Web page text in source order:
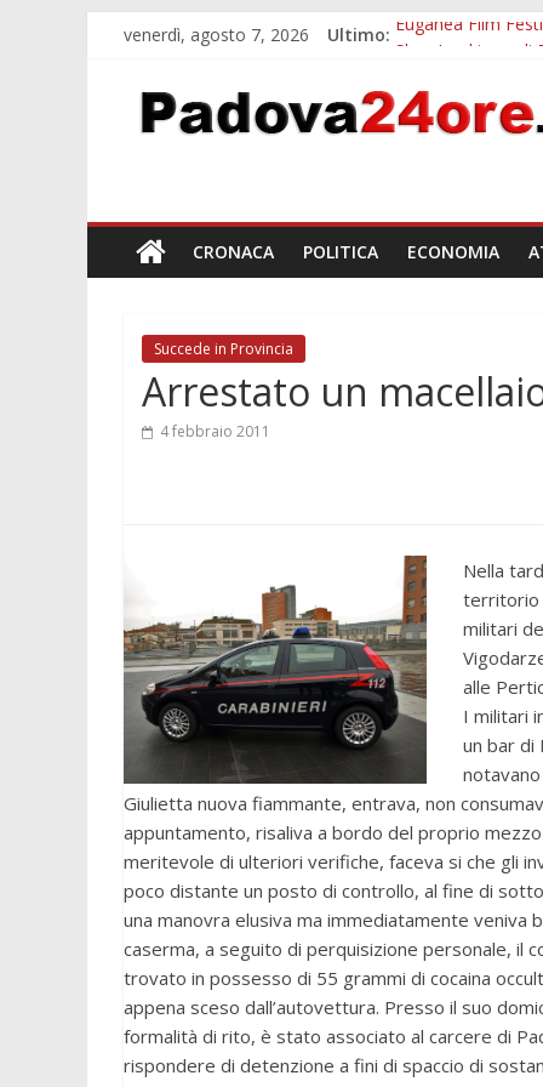
venerdì, agosto 7, 2026 Ultimo: Euganea Film
Notizie di
Orto Botanico
Concorso
CRONACA POLITICA ECONOMIA
Succede in Provincia
Arrestato un
4 febbraio 2011
Nella
territorio
militari
alle
I militari
un bar di
Giulietta nuova fiammante, entrava, non
appuntamento, risaliva a bordo del proprio
meritevole di ulteriori verifiche, faceva si che gli
poco distante un posto di controllo, al fine di
una manovra elusiva ma immediatamente veniva
caserma, a seguito di perquisizione personale, il
trovato in possesso di 55 grammi di cocaina
appena sceso dall’autovettura. Presso il suo
formalità di rito, è stato associato al carcere di
rispondere di detenzione a fini di spaccio di